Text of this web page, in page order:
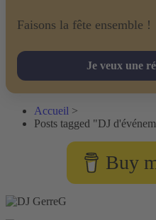
Faisons la fête ensemble !
Je veux une
Accueil >
Posts tagged "DJ
Buy